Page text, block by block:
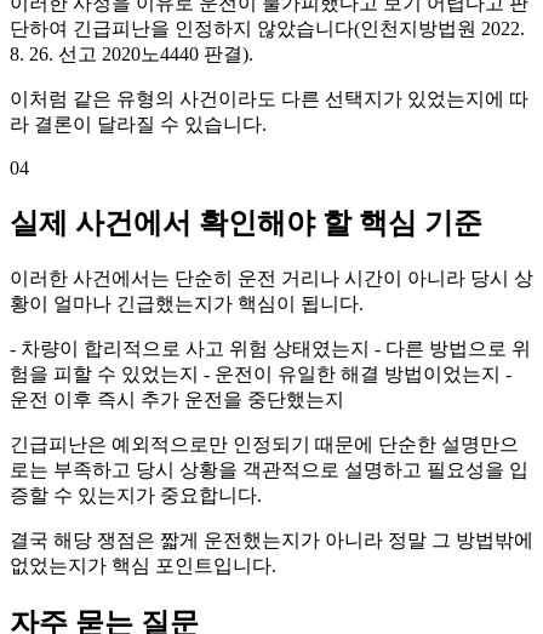
단하여 긴급피난을 인정하지 않았습니다(인천지방법원 2022.
8. 26. 선고 2020노4440 판결).
이처럼 같은 유형의 사건이라도 다른 선택지가 있었는지에 따
라 결론이 달라질 수 있습니다.
04
실제 사건에서 확인해야 할 핵심 기준
이러한 사건에서는 단순히 운전 거리나 시간이 아니라 당시 상
황이 얼마나 긴급했는지가 핵심이 됩니다.
- 차량이 합리적으로 사고 위험 상태였는지 - 다른 방법으로 위
험을 피할 수 있었는지 - 운전이 유일한 해결 방법이었는지 -
운전 이후 즉시 추가 운전을 중단했는지
긴급피난은 예외적으로만 인정되기 때문에 단순한 설명만으
로는 부족하고 당시 상황을 객관적으로 설명하고 필요성을 입
증할 수 있는지가 중요합니다.
결국 해당 쟁점은 짧게 운전했는지가 아니라 정말 그 방법밖에
없었는지가 핵심 포인트입니다.
자주 묻는 질문